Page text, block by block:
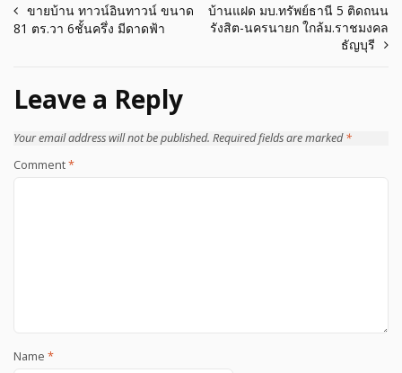
Post
ขายบ้าน ทาวน์อินทาวน์ ขนาด
81 ตร.วา 6ชั้นครึ่ง มีดาดฟ้า
บ้านแฝด มบ.ทรัพย์ธานี 5 ติดถนน
รังสิต-นครนายก ใกล้ม.ราชมงคล
ธัญบุรี
Leave a Reply
Your email address will not be published. Required fields are marked*
Comment*
Name *